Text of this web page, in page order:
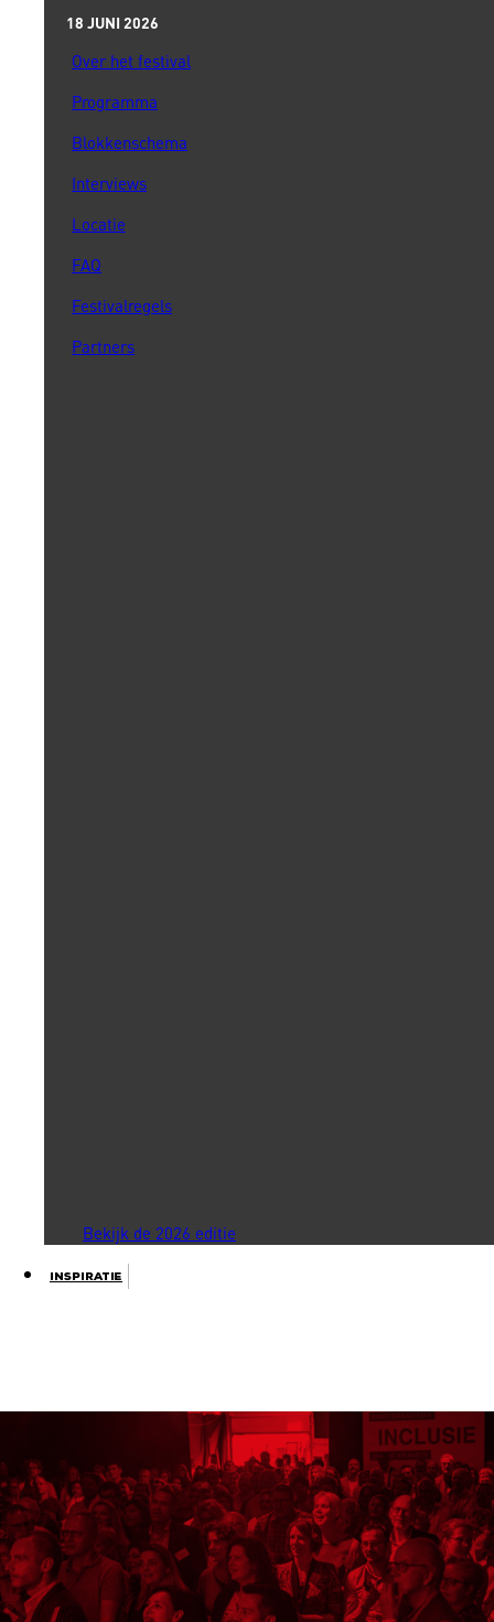
18 JUNI 2026
Over het festival
Programma
Blokkenschema
Interviews
Locatie
FAQ
Festivalregels
Partners
Bekijk de 2026 editie
Inspiratie